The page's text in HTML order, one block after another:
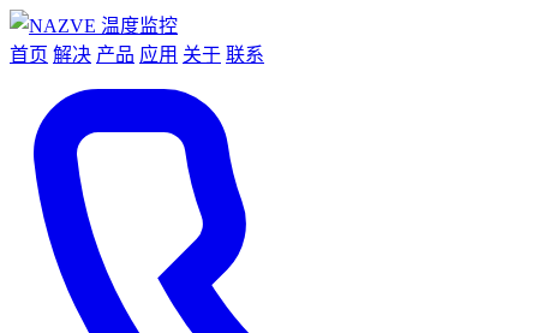
首页 解决 产品 应用 关于 联系